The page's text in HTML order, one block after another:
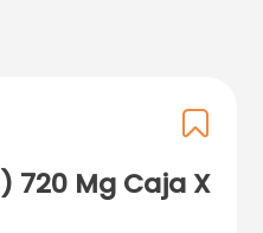
720 Mg Caja X